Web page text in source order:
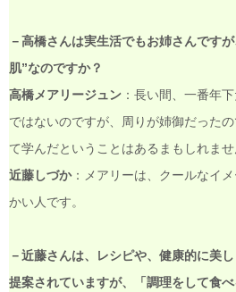
－高橋さんは実生活でもお姉さんです
肌”なのですか？
高橋メアリージュン ：長い間、一番年
ではないのですが、周りが姉御だった
て学んだということはあるまもしれませ
近藤しづか：メアリーは、クールなイ
かい人です。
－近藤さんは、レシピや、健康的に美
提案されていますが、「調理をして食